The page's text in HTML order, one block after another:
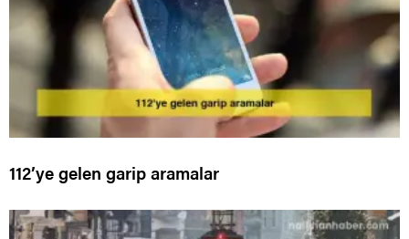
112’ye gelen garip aramalar